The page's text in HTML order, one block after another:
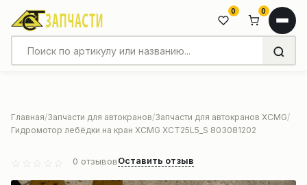
0 0
Главная Запчасти для автокранов Запчасти для автокранов XCMG
Гидромотор лебёдки на кран XCMG XCT25L5_S 803081202
0 отзывовОставить отзыв